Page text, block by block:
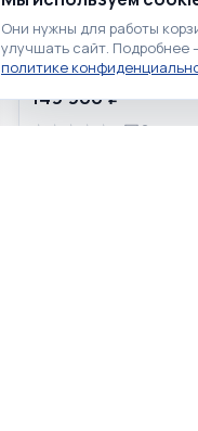
149 900 ₽
☆☆☆☆☆ 0
Они нужны для работы
улучшать сайт. Подробнее
политике